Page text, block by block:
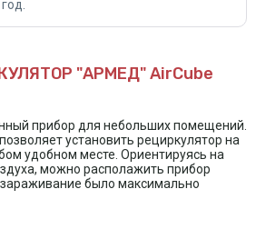
"АРМЕД" AirCube
прибор для небольших помещений.
установить рециркулятор на
удобном месте. Ориентируясь на
можно располажить прибор
было максимально